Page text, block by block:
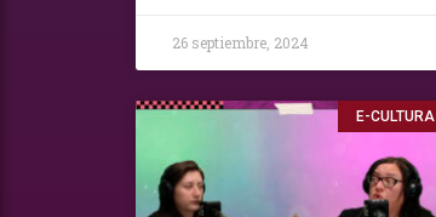
26 septiembre, 2024
E-CULTURA